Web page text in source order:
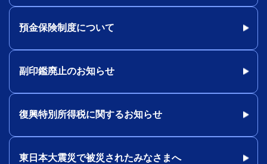
預金保険制度について
副印鑑廃止のお知らせ
復興特別所得税に関するお知らせ
東日本大震災で被災されたみなさまへ